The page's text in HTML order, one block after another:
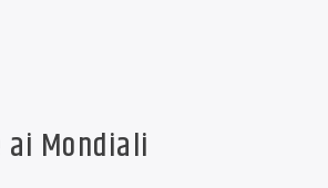
Mondiali